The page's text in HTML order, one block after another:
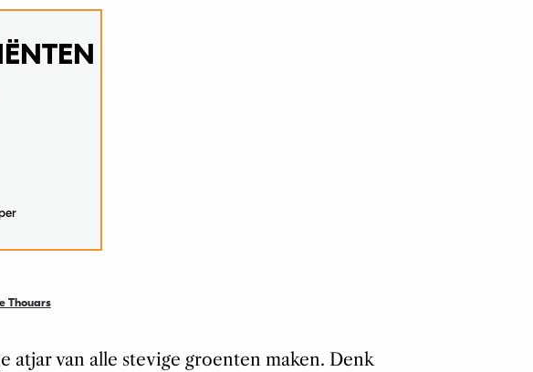
Thouars
atjar van alle stevige groenten maken. Denk